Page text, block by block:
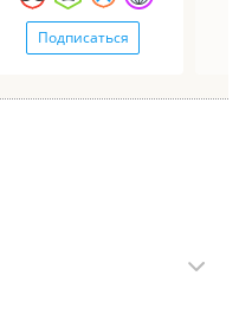
Подписаться